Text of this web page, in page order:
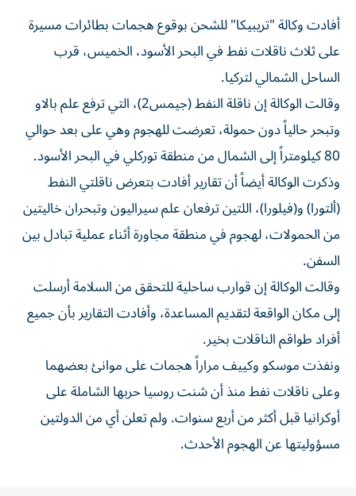
أفادت وكالة "تريبيكا" للشحن بوقوع هجمات بطائرات مسيرة
‌على ثلاث ناقلات نفط في البحر الأسود، الخميس، قرب
الساحل الشمالي لتركيا.
وقالت ‌الوكالة إن ‌ناقلة النفط (جيمس2)، التي ترفع علم بالاو
وتبحر حالياً دون حمولة، تعرضت ‌للهجوم وهي على بعد حوالي
80 كيلومتراً ⁠إلى الشمال من منطقة توركلي في البحر الأسود.
وذكرت الوكالة أيضاً أن تقارير أفادت بتعرض ناقلتي النفط
(ألتورا) و(فيلورا)، اللتين ترفعان علم سيراليون ​وتبحران خاليتين
من الحمولات، لهجوم في منطقة ‌مجاورة أثناء عملية تبادل بين
السفن.
وقالت الوكالة إن قوارب ساحلية ⁠للتحقق من السلامة أرسلت
إلى مكان الواقعة لتقديم المساعدة، وأفادت التقارير بأن جميع ​
أفراد طواقم ‌الناقلات بخير.
ونفذت موسكو وكييف مراراً ‌هجمات على موانئ بعضهما
وعلى ناقلات نفط منذ أن شنت روسيا حربها الشاملة على
أوكرانيا ‌قبل أكثر من ⁠أربع سنوات. ولم تعلن أي ‌من الدولتين
مسؤوليتها عن الهجوم الأحدث.